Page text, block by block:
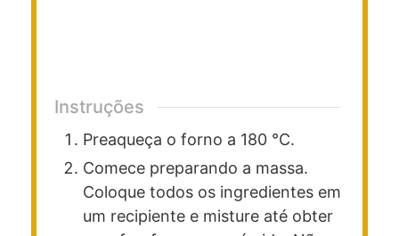
Instruções
Preaqueça o forno a 180 °C.
Comece preparando a massa.
Coloque todos os ingredientes em
um recipiente e misture até obter